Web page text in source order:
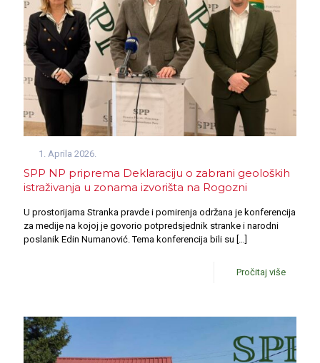
1. Aprila 2026.
SPP NP priprema Deklaraciju o zabrani geoloških
istraživanja u zonama izvorišta na Rogozni
U prostorijama Stranka pravde i pomirenja održana je konferencija
za medije na kojoj je govorio potpredsjednik stranke i narodni
poslanik Edin Numanović. Tema konferencija bili su
Pročitaj više